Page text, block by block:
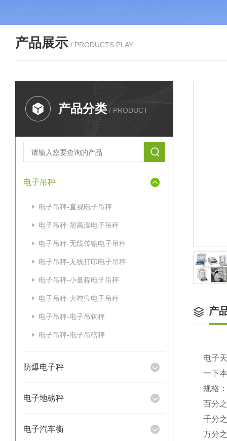
产品展示 / PRODUCTS PLAY
产品分类 / PRODUCT
电子吊秤
电子吊秤-直视电子吊秤
电子吊秤-耐高温电子吊秤
电子吊秤-无线传输电子吊秤
电子吊秤-无线打印电子吊秤
电子吊秤-小量程电子吊秤
电子吊秤-大吨位电子吊秤
电子吊秤-电子吊钩秤
电子吊秤-电子吊磅秤
防爆电子秤
电子地磅秤
电子汽车衡
产
电子
一下
规格
百分
千分
万分